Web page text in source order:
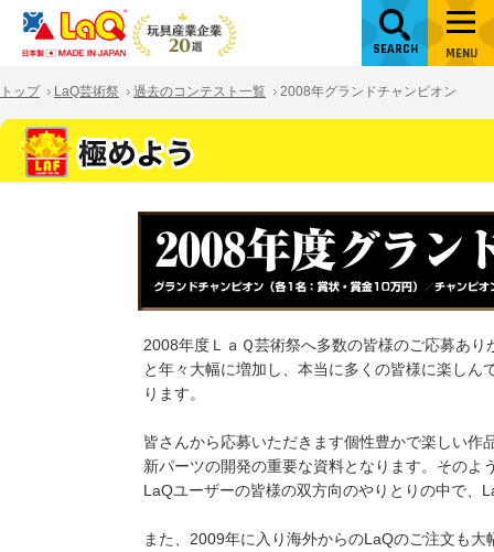
SEARCH MENU
トップ LaQ芸術祭 過去のコンテスト一覧 2008年グランドチャンピオン
2008年度ＬａＱ芸術祭へ多数の皆様のご応募あ
と年々大幅に増加し、本当に多くの皆様に楽し
ります。
皆さんから応募いただきます個性豊かで楽しい
新パーツの開発の重要な資料となります。その
LaQユーザーの皆様の双方向のやりとりの中で、
また、2009年に入り海外からのLaQのご注文も